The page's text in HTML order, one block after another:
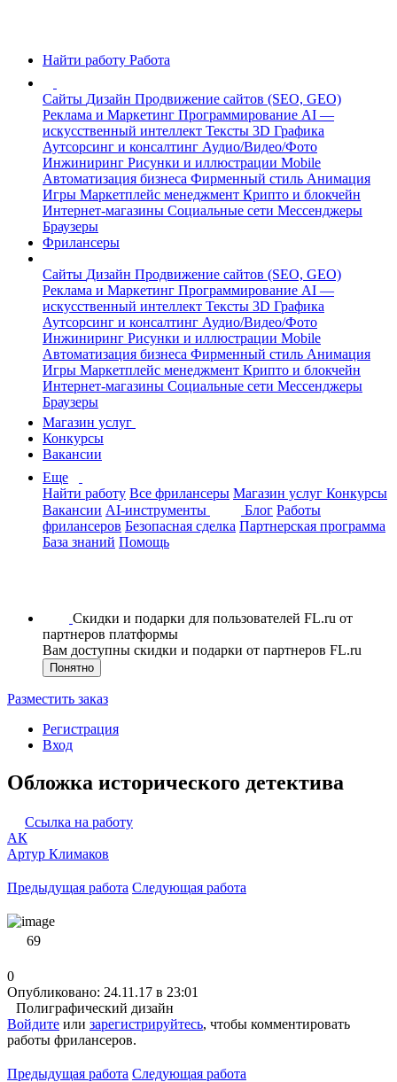
Найти работу Работа
Сайты Дизайн Продвижение сайтов (SEO, GEO)
Реклама и Маркетинг Программирование AI —
искусственный интеллект Тексты 3D Графика
Аутсорсинг и консалтинг Аудио/Видео/Фото
Инжиниринг Рисунки и иллюстрации Mobile
Автоматизация бизнеса Фирменный стиль Анимация
Игры Маркетплейс менеджмент Крипто и блокчейн
Интернет-магазины Социальные сети Мессенджеры
Браузеры
Фрилансеры
Сайты Дизайн Продвижение сайтов (SEO, GEO)
Реклама и Маркетинг Программирование AI —
искусственный интеллект Тексты 3D Графика
Аутсорсинг и консалтинг Аудио/Видео/Фото
Инжиниринг Рисунки и иллюстрации Mobile
Автоматизация бизнеса Фирменный стиль Анимация
Игры Маркетплейс менеджмент Крипто и блокчейн
Интернет-магазины Социальные сети Мессенджеры
Браузеры
Магазин услуг
Конкурсы
Вакансии
Еще
Найти работу Все фрилансеры Магазин услуг Конкурсы
Вакансии AI-инструменты Блог Работы
фрилансеров Безопасная сделка Партнерская программа
База знаний Помощь
Скидки и подарки для пользователей FL.ru от
партнеров платформы
Вам доступны скидки и подарки от партнеров FL.ru
Понятно
Разместить заказ
Регистрация
Вход
Обложка исторического детектива
Ссылка на работу
АК
Артур Климаков
Предыдущая работа Следующая работа
69
0
Опубликовано: 24.11.17 в 23:01
Полиграфический дизайн
Войдите или зарегистрируйтесь, чтобы комментировать
работы фрилансеров.
Предыдущая работа Следующая работа